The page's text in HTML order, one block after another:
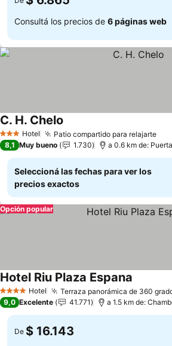
Consultá los precios de 6 páginas web
3 Estrellas
Hotel Patio compartido para relajarte
C. H. Chelo
8,1 Muy bueno 1.730 a 0.6 km de:
Seleccioná las fechas para ver los
precios exactos
Opción popular
4 EstrellasHotel Terraza panorámica de 360
Hotel Riu Plaza Espana
9,0 Excelente 41.771 a 1.5 km de:
De $ 16.143